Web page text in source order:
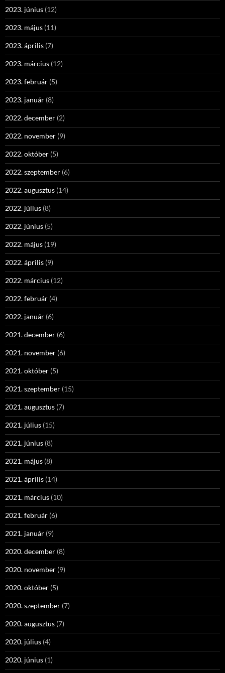
2023. június (12)
2023. május (11)
2023. április (7)
2023. március (12)
2023. február (5)
2023. január (8)
2022. december (2)
2022. november (9)
2022. október (5)
2022. szeptember (6)
2022. augusztus (14)
2022. július (8)
2022. június (5)
2022. május (19)
2022. április (9)
2022. március (12)
2022. február (4)
2022. január (6)
2021. december (6)
2021. november (6)
2021. október (5)
2021. szeptember (15)
2021. augusztus (7)
2021. július (15)
2021. június (8)
2021. május (8)
2021. április (14)
2021. március (10)
2021. február (6)
2021. január (9)
2020. december (8)
2020. november (9)
2020. október (5)
2020. szeptember (7)
2020. augusztus (7)
2020. július (4)
2020. június (1)